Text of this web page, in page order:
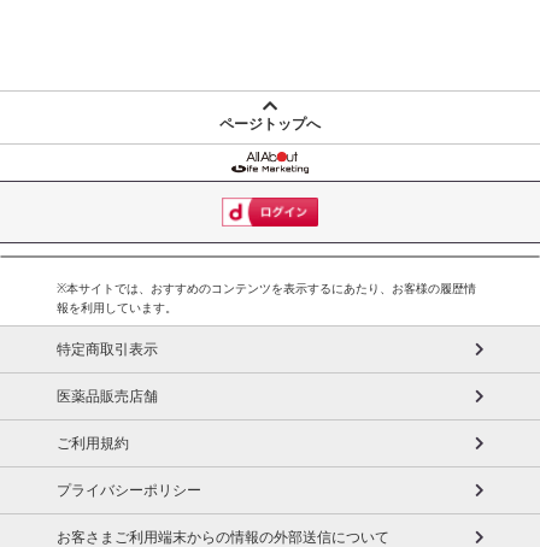
休業日
■その他共通および商品カテゴリー別注意事項（※必ずご確認くだ
さい）
での情報となります。
ページトップへ
※本サイトでは、おすすめのコンテンツを表示するにあたり、お客様の履歴情
報を利用しています。
特定商取引表示
医薬品販売店舗
ご利用規約
プライバシーポリシー
お客さまご利用端末からの情報の外部送信について